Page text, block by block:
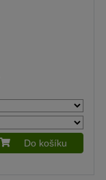
Do košíku